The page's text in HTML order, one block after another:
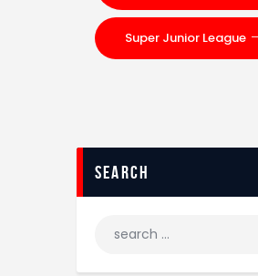
Super Junior League
search